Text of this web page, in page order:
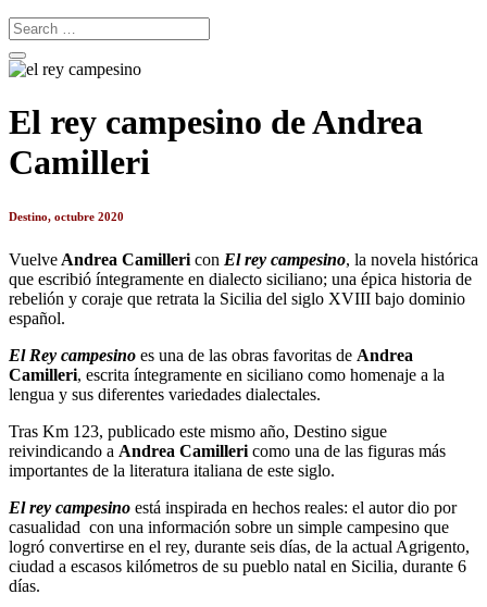
El rey campesino de Andrea
Camilleri
Destino, octubre 2020
Vuelve Andrea Camilleri con El rey campesino, la novela histórica
que escribió íntegramente en dialecto siciliano; una épica historia de
rebelión y coraje que retrata la Sicilia del siglo XVIII bajo dominio
español.
El Rey campesino es una de las obras favoritas de Andrea
Camilleri, escrita íntegramente en siciliano como homenaje a la
lengua y sus diferentes variedades dialectales.
Tras Km 123, publicado este mismo año, Destino sigue
reivindicando a Andrea Camilleri como una de las figuras más
importantes de la literatura italiana de este siglo.
El rey campesino está inspirada en hechos reales: el autor dio por
casualidad con una información sobre un simple campesino que
logró convertirse en el rey, durante seis días, de la actual Agrigento,
ciudad a escasos kilómetros de su pueblo natal en Sicilia, durante 6
días.